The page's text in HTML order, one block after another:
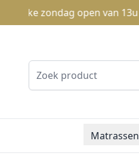
zondag open van 13u tot
Matrassen